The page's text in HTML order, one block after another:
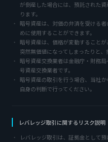
が倒産した場合には、預託された
ります。
暗号資産は、対価の弁済を受ける
めに使用することができます。
暗号資産は、価格が変動することが
突然無価値になってしまったりと、
暗号資産交換業者は金融庁・財務
号資産交換業者です。
暗号資産の取引を行う場合、当社
自身の判断で行ってください。
レバレッジ取引に関するリスク説明
レバレッジ取引は、証拠金として